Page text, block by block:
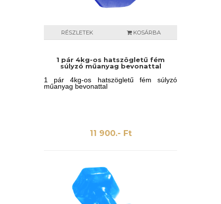
RÉSZLETEK KOSÁRBA
1 pár 4kg-os hatszögletű fém
súlyzó műanyag bevonattal
1 pár 4kg-os hatszögletű fém súlyzó
műanyag bevonattal
11 900.- Ft